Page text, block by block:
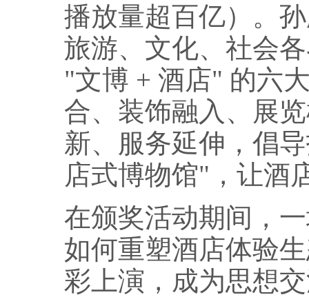
播放量超百亿）。
旅游、文化、社会
"文博 + 酒店" 的六
合、装饰融入、展
新、服务延伸，倡
店式博物馆"，让酒
在颁奖活动期间，
如何重塑酒店体验
彩上演，成为思想